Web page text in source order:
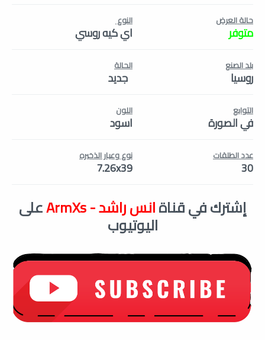
حالة العرض
متوفر
النوع
اي كيه روسي
بلد الصنع
روسيا
الحالة
جديد
التوابع
في الصورة
اللون
اسود
عدد الطلقات
30
نوع وعيار الذخيره
7.26x39
إشترك في قناةانس راشد - ArmXs على
اليوتيوب